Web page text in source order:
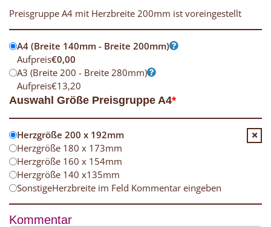
Preisgruppe A4 mit Herzbreite 200mm ist voreingestellt
A4 (Breite 140mm - Breite 200mm)
Aufpreis€0,00
A3 (Breite 200 - Breite 280mm)
Aufpreis€13,20
*
Auswahl Größe Preisgruppe A4
Herzgröße 200 x 192mm
Herzgröße 180 x 173mm
Herzgröße 160 x 154mm
Herzgröße 140 x135mm
SonstigeHerzbreite im Feld Kommentar eingeben
Kommentar